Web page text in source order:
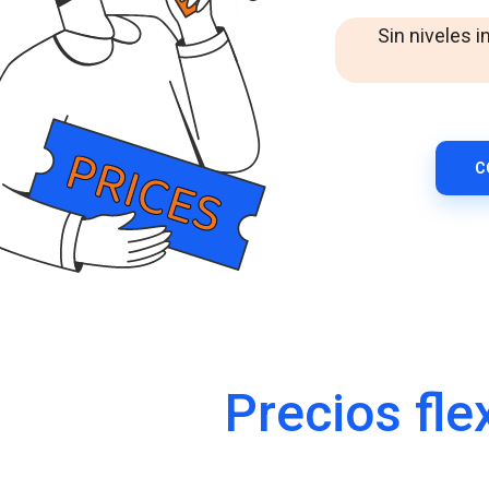
Mejora la interacción con losclientes a través de
WhatsApp entodoelmundo.
RCS Messaging
Descubre la mensajeríaempresarial de
próximageneración con multimedia e interactividad.
Voice (VoIP Gateway)
Un centro VoIP global único para llamadas de negocios
de altacalidadentodoelmundo.
Sin niveles
Precios